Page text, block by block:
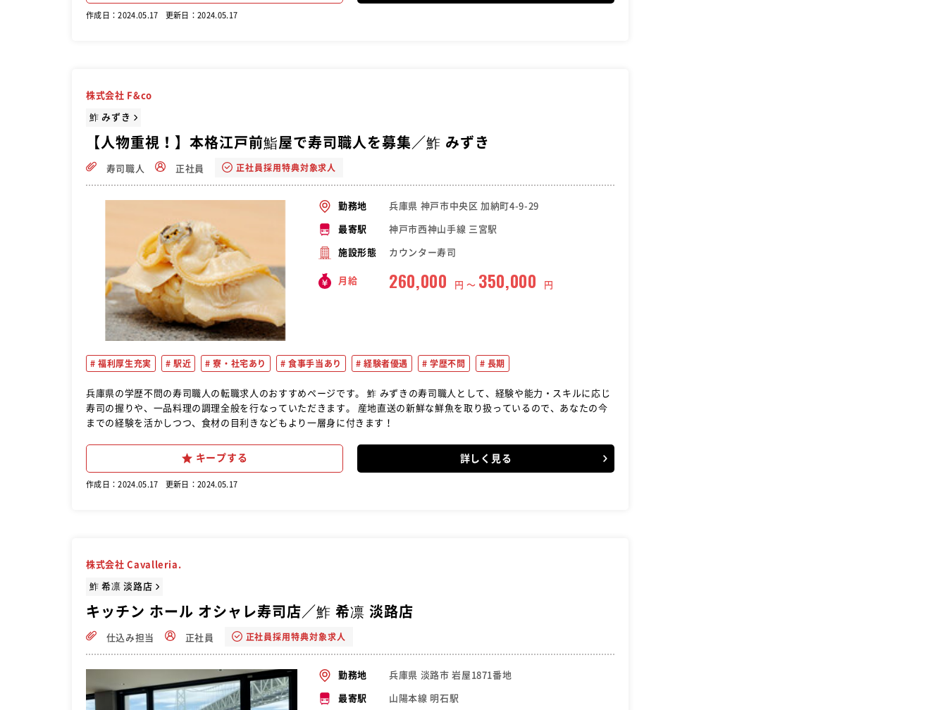
作成日：2024.05.17 更新日：2024.05.17
株式会社 F&co
鮓 みずき
【人物重視！】本格江戸前鮨屋で寿司職人を募集／鮓 みずき
寿司職人 正社員 正社員採用特典対象求人
勤務地 兵庫県 神戸市中央区 加納町4-9-29
最寄駅 神戸市西神山手線 三宮駅
施設形態 カウンター寿司
月給 260,000 円 〜 350,000 円
福利厚生充実 駅近 寮・社宅あり 食事手当あり 経験者優遇 学歴不問 長期
兵庫県の学歴不問の寿司職人の転職求人のおすすめページです。 鮓 みずきの寿司職人として、経験や能力・スキルに応じ
寿司の握りや、一品料理の調理全般を行なっていただきます。 産地直送の新鮮な鮮魚を取り扱っているので、あなたの今
までの経験を活かしつつ、食材の目利きなどもより一層身に付きます！
キープする 詳しく見る
作成日：2024.05.17 更新日：2024.05.17
株式会社 Cavalleria.
鮓 希凛 淡路店
キッチン ホール オシャレ寿司店／鮓 希凛 淡路店
仕込み担当 正社員 正社員採用特典対象求人
勤務地 兵庫県 淡路市 岩屋1871番地
最寄駅 山陽本線 明石駅